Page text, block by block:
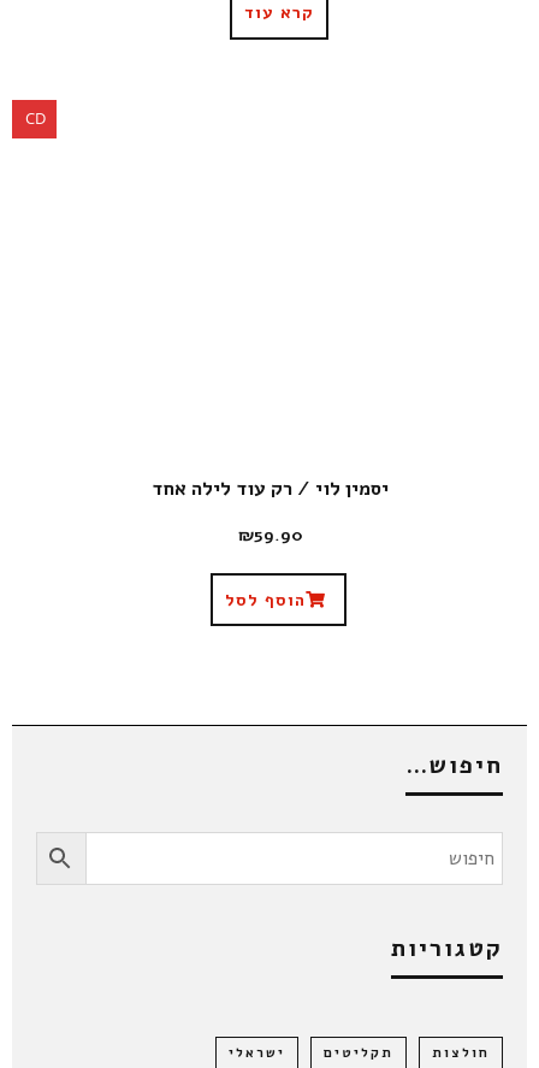
קרא עוד
CD
יסמין לוי / רק עוד לילה אחד
₪59.90
הוסף לסל
חיפוש…
קטגוריות
חולצות תקליטים ישראלי